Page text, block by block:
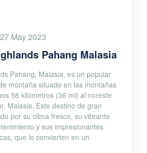
27 May 2023
Pahang Malasia
Pahang, Malasia, es un popular
montaña situado en las montañas
58 kilómetros (36 mi) al noreste
Malasia. Este destino de gran
por su clima fresco, su vibrante
y sus impresionantes
que lo convierten en un